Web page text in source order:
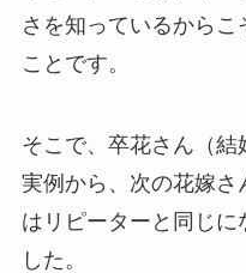
さを知っているから
ことです。
そこで、卒花さん（
実例から、次の花嫁
はリピーターと同じに
した。